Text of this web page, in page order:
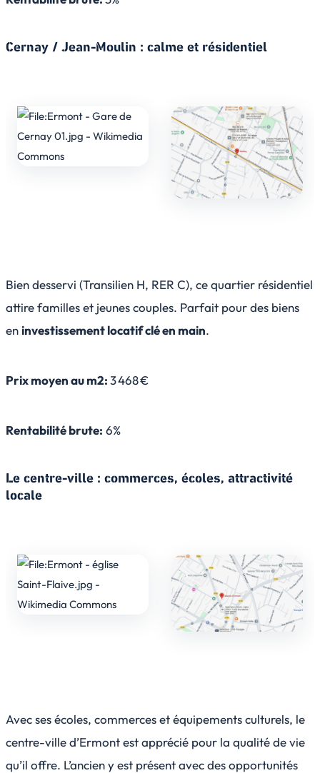
Cernay / Jean-Moulin : calme et résidentiel
Bien desservi (Transilien H, RER C), ce quartier résidentiel
attire familles et jeunes couples. Parfait pour des biens
eninvestissement locatif clé en main.
Prix moyen au m2:3 468 €
Rentabilité brute: 6%
Le centre-ville : commerces, écoles, attractivité
locale
Avec ses écoles, commerces et équipements culturels, le
centre-ville d’Ermont est apprécié pour la qualité de vie
qu’il offre. L’ancien y est présent avec des opportunités